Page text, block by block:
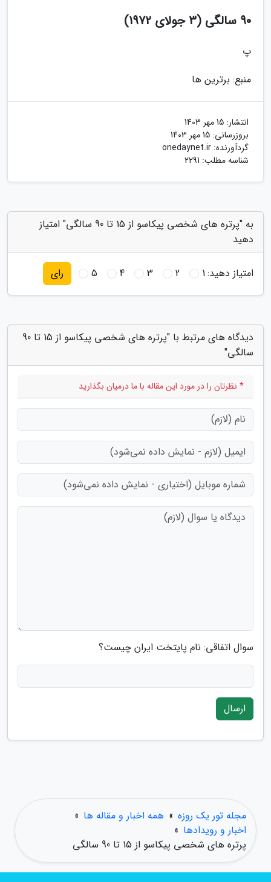
90 سالگی (3 جولای 1972)
پ
منبع: برترین ها
انتشار: 15 مهر 1403
بروزرسانی: 15 مهر 1403
گردآورنده: onedaynet.ir
شناسه مطلب: 2291
به "پرتره های شخصی پیکاسو از 15 تا 90 سالگی" امتیاز
دهید
امتیاز دهید:1
2
3
4
5 رای
دیدگاه های مرتبط با "پرتره های شخصی پیکاسو از 15 تا 90
سالگی"
* نظرتان را در مورد این مقاله با ما درمیان بگذارید
سوال اتفاقی: نام پایتخت ایران چیست؟
ارسال
مجله تور یک روزه » همه اخبار و مقاله ها »
اخبار و رویدادها »
پرتره های شخصی پیکاسو از 15 تا 90 سالگی